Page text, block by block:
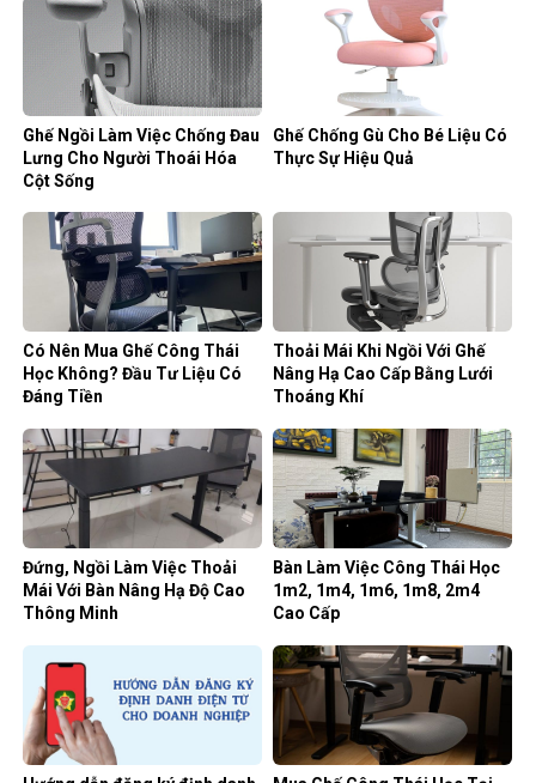
Ghế Ngồi Làm Việc Chống Đau
Lưng Cho Người Thoái Hóa
Cột Sống
Ghế Chống Gù Cho Bé Liệu Có
Thực Sự Hiệu Quả
Có Nên Mua Ghế Công Thái
Học Không? Đầu Tư Liệu Có
Đáng Tiền
Thoải Mái Khi Ngồi Với Ghế
Nâng Hạ Cao Cấp Bằng Lưới
Thoáng Khí
Đứng, Ngồi Làm Việc Thoải
Mái Với Bàn Nâng Hạ Độ Cao
Thông Minh
Bàn Làm Việc Công Thái Học
1m2, 1m4, 1m6, 1m8, 2m4
Cao Cấp